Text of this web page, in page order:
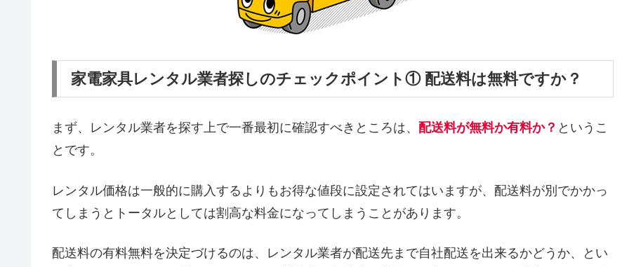
家電家具レンタル業者探しのチェックポイント① 配送料は無料ですか？
まず、レンタル業者を探す上で一番最初に確認すべきところは、 配送料が無料か有料か？ というこ
とです。
レンタル価格は一般的に購入するよりもお得な値段に設定されてはいますが、配送料が別でかかっ
てしまうとトータルとしては割高な料金になってしまうことがあります。
配送料の有料無料を決定づけるのは、レンタル業者が配送先まで自社配送を出来るかどうか、とい